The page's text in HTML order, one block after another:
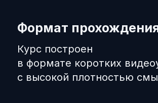
Формат
Курс построен
в формате коротких
с высокой плотностью